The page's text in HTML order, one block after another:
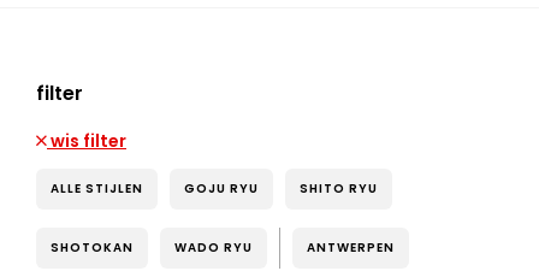
filter
wis filter
ALLE STIJLEN GOJU RYU SHITO RYU
SHOTOKAN WADO RYU ANTWERPEN